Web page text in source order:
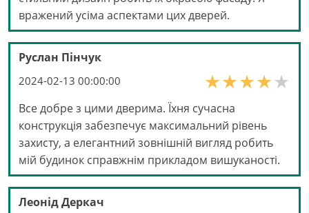
вражений усіма аспектами цих дверей.
Руслан Пінчук
2024-02-13 00:00:00
Все добре з цими дверима. Їхня сучасна
конструкція забезпечує максимальний рівень
захисту, а елегантний зовнішній вигляд робить
мій будинок справжнім прикладом вишуканості.
Леонід Деркач